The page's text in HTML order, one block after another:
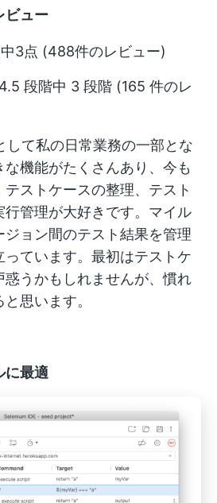
ビュー
3点 (488件のレビュー)
段階中 3 段階 (165 件のレ
して私の日常業務の一部とな
機能がたくさんあり、今も
ストケースの整理、テスト
行管理が大好きです。マイル
ジョン間のテスト結果を管理
ています。最初はテストケ
惑うかもしれませんが、慣れ
思います。
に最適